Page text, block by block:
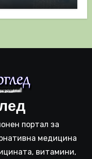
портал за
медицина
витамини,